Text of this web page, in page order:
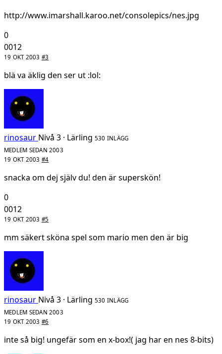
http://www.imarshall.karoo.net/consolepics/nes.jpg
0
0012
19 OKT 2003 #3
blä va äklig den ser ut :lol:
rinosaur Nivå 3 · Lärling 530 INLÄGG
MEDLEM SEDAN 2003
19 OKT 2003 #4
snacka om dej själv du! den är superskön!
0
0012
19 OKT 2003 #5
mm säkert sköna spel som mario men den är big
rinosaur Nivå 3 · Lärling 530 INLÄGG
MEDLEM SEDAN 2003
19 OKT 2003 #6
inte så big! ungefär som en x-box!( jag har en nes 8-bits)